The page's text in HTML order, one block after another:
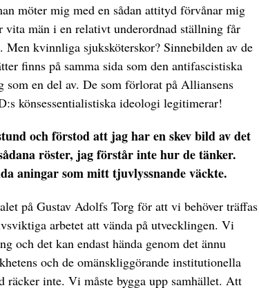
möter mig med en sådan attityd förvånar mig
vita män i en relativt underordnad ställning får
Men kvinnliga sjuksköterskor? Sinnebilden av de
finns på samma sida som den antifascistiska
som en del av. De som förlorat på Alliansens
könsessentialistiska ideologi legitimerar!
och förstod att jag har en skev bild av det
röster, jag förstår inte hur de tänker.
aningar som mitt tjuvlyssnande väckte.
på Gustav Adolfs Torg för att vi behöver träffas
arbetet att vända på utvecklingen. Vi
och det kan endast hända genom det ännu
och de omänskliggörande institutionella
räcker inte. Vi måste bygga upp samhället. Att